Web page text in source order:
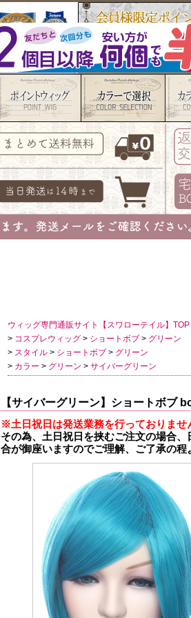
ウィッグ専門通販サイト【スワローテイル】TOP
> コスプレウィッグ > ショートボブ > グリーン
> スタイル > ショートボブ > グリーン
> カラー > グリーン > サイバーグリーン
【サイバーグリーン】ショートボブ
※土日祝日は発送業務を行っておりませ
その為、土日祝日を挟むご注文の場合
合が御座いますのでご理解、ご了承の程